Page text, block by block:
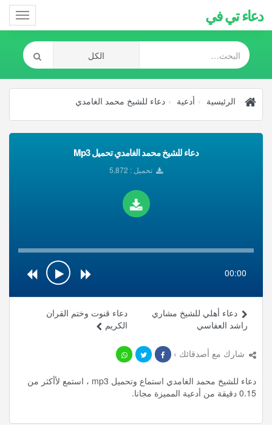
دعاء تي في
الرئيسية أدعية دعاء للشيخ محمد الغامدي
دعاء للشيخ محمد الغامدي تحميل Mp3
تحميل : 5,872
00:00
دعاء قنوت وختم القران
الكريم
دعاء أهلي للشيخ مشاري
راشد العفاسي
شارك مع أصدقائك ›
دعاء للشيخ محمد الغامدي استماع وتحميل mp3 ، استمع لأأكثر من
0.15 دقيقة من أدعية المميزة مجانا.